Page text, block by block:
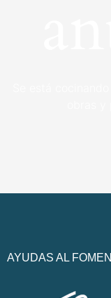
AYUDAS AL